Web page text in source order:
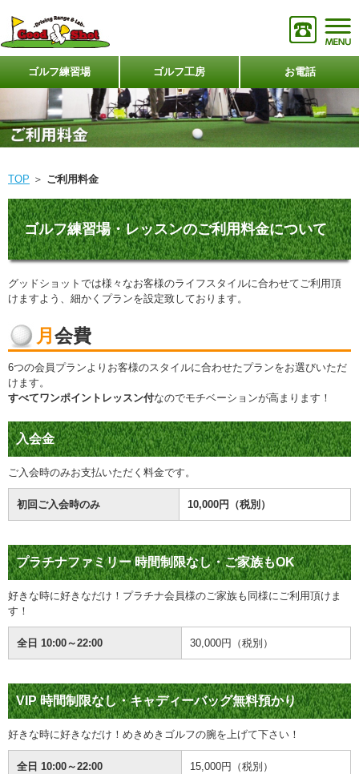
ゴルフ練習場 ゴルフ工房 お電話
TOP ＞ ご利用料金
ゴルフ練習場・レッスンのご利用料金について
グッドショットでは様々なお客様のライフスタイルに合わせてご利用頂
けますよう、細かくプランを設定致しております。
月会費
6つの会員プランよりお客様のスタイルに合わせたプランをお選びいただ
けます。
すべてワンポイントレッスン付なのでモチベーションが高まります！
入会金
ご入会時のみお支払いただく料金です。
初回ご入会時のみ 10,000円（税別 ）
プラチナファミリー時間制限なし・ご家族もOK
好きな時に好きなだけ！プラチナ会員様のご家族も同様にご利用頂けま
す！
全日 10:00～22:00 30,000円（税別）
VIP時間制限なし・キャディーバッグ無料預かり
好きな時に好きなだけ！めきめきゴルフの腕を上げて下さい！
全日 10:00～22:00 15,000円（税別）